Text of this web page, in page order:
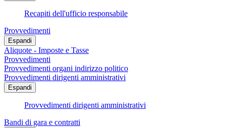
Recapiti dell'ufficio responsabile
Provvedimenti
Espandi
Aliquote - Imposte e Tasse
Provvedimenti
Provvedimenti organi indirizzo politico
Provvedimenti dirigenti amministrativi
Espandi
Provvedimenti dirigenti amministrativi
Bandi di gara e contratti